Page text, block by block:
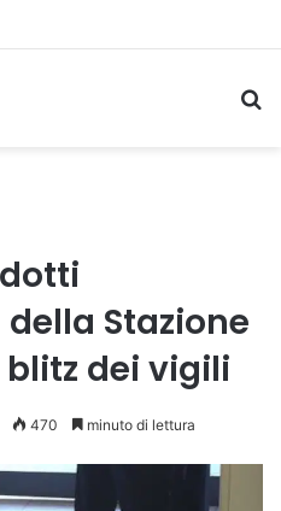
Summer Camp
Stazione
blitz dei vigili
470 minuto di lettura